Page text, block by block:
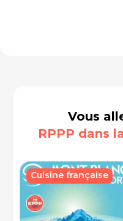
Vous
RPPP dans
Cuisine française